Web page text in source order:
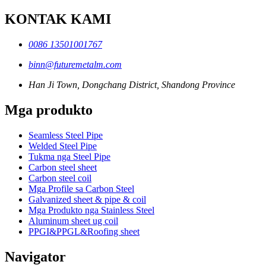
KONTAK KAMI
0086 13501001767
binn@futuremetalm.com
Han Ji Town, Dongchang District, Shandong Province
Mga produkto
Seamless Steel Pipe
Welded Steel Pipe
Tukma nga Steel Pipe
Carbon steel sheet
Carbon steel coil
Mga Profile sa Carbon Steel
Galvanized sheet & pipe & coil
Mga Produkto nga Stainless Steel
Aluminum sheet ug coil
PPGI&PPGL&Roofing sheet
Navigator